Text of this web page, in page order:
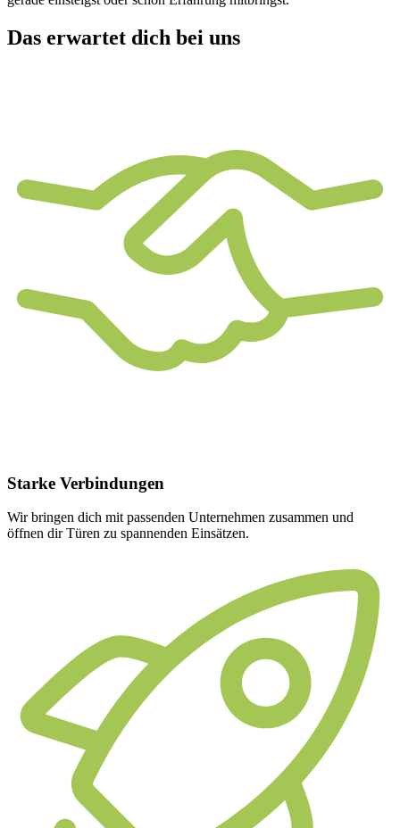
Das erwartet dich bei uns
Starke Verbindungen
Wir bringen dich mit passenden Unternehmen zusammen und
öffnen dir Türen zu spannenden Einsätzen.